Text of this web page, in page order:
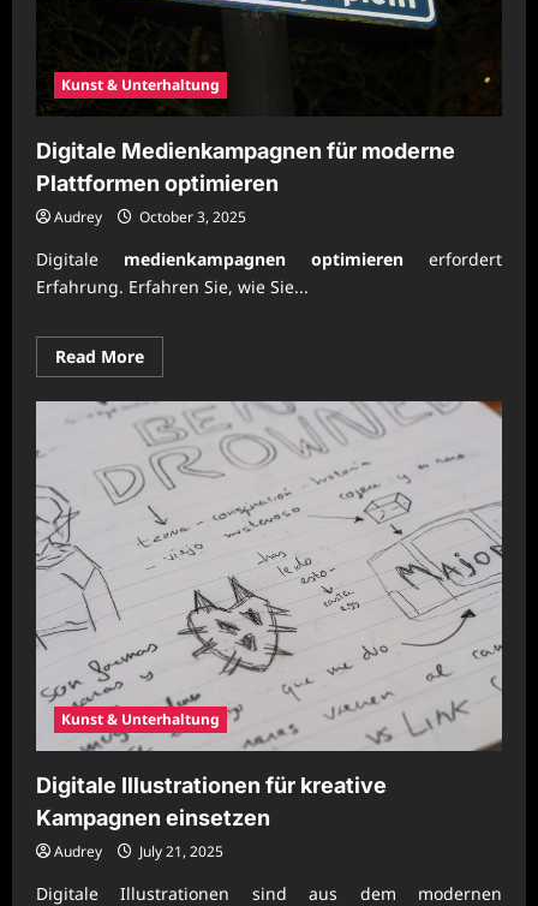
Kunst & Unterhaltung
Digitale Medienkampagnen für moderne
Plattformen optimieren
Audrey October 3, 2025
Digitale medienkampagnen optimieren erfordert
Erfahrung. Erfahren Sie, wie Sie...
Read MoreRead
more
Digitale
Medienkampagnen
für
moderne
Plattformen
optimieren
Kunst & Unterhaltung
Digitale Illustrationen für kreative
Kampagnen einsetzen
Audrey July 21, 2025
Digitale Illustrationen sind aus dem modernen